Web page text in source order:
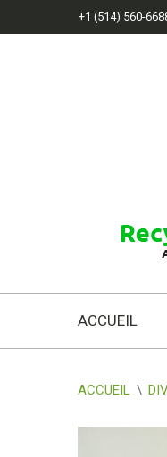
+1 (514) 560-
ACCUEIL
ACCUEIL \